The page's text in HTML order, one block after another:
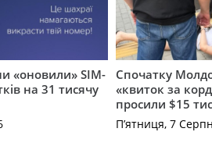
«оновили» SIM-
на 31 тисячу
Спочатку
«квиток за
просили $15
П’ятниця, 7